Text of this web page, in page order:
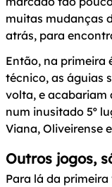
muitas mudanças
atrás, para
Então, na primeira
técnico, as águias
volta, e acabariam
num inusitado 5º
Viana, Oliveirense
Outros jogos,
Para lá da